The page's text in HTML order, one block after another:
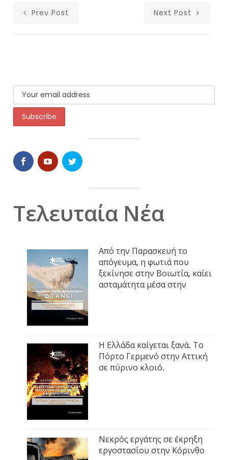
Prev Post Next Post
Τελευταία Νέα
Από την Παρασκευή το
απόγευμα, η φωτιά που
ξεκίνησε στην Βοιωτία, καίει
ασταμάτητα μέσα στην
Η Ελλάδα καίγεται ξανά. Το
Πόρτο Γερμενό στην Αττική
σε πύρινο κλοιό.
Νεκρός εργάτης σε έκρηξη
εργοστασίου στην Κόρινθο